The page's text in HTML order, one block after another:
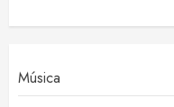
Música